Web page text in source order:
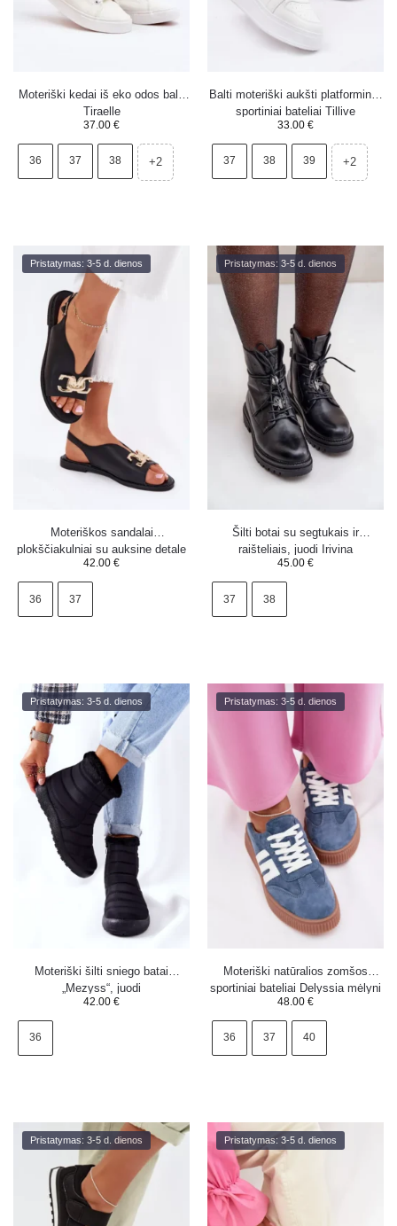
Moteriški kedai iš eko odos balti
Tiraelle
37.00 €
36 37 38 +2
Balti moteriški aukšti platforminiai
sportiniai bateliai Tillive
33.00 €
37 38 39 +2
Pristatymas: 3-5 d. dienos
Moteriškos sandalai
plokščiakulniai su auksine detale
juodi Amelira
42.00 €
36 37
Pristatymas: 3-5 d. dienos
Šilti botai su segtukais ir
raišteliais, juodi Irivina
45.00 €
37 38
Pristatymas: 3-5 d. dienos
Moteriški šilti sniego batai
„Mezyss“, juodi
42.00 €
36
Pristatymas: 3-5 d. dienos
Moteriški natūralios zomšos
sportiniai bateliai Delyssia mėlyni
48.00 €
36 37 40
Pristatymas: 3-5 d. dienos Pristatymas: 3-5 d. dienos